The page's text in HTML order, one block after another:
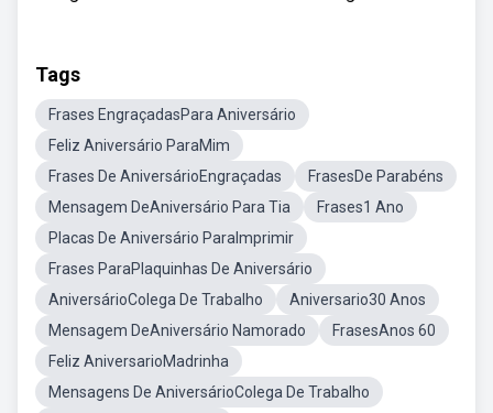
Tags
Frases EngraçadasPara Aniversário
Feliz Aniversário ParaMim
Frases De AniversárioEngraçadas
FrasesDe Parabéns
Mensagem DeAniversário Para Tia
Frases1 Ano
Placas De Aniversário ParaImprimir
Frases ParaPlaquinhas De Aniversário
AniversárioColega De Trabalho
Aniversario30 Anos
Mensagem DeAniversário Namorado
FrasesAnos 60
Feliz AniversarioMadrinha
Mensagens De AniversárioColega De Trabalho